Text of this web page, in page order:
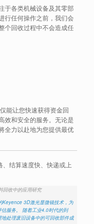
于各类机械设备及其零部
行任何操作之前，我们会
个回收过程中不会造成任
能让您快速获得资金回
效和安全的服务。无论是
全力以赴地为您提供最优
结算速度快、快递或上
回收中的应用研究
Keyence 3D激光显微镜技术，为
服务。 随着工业4.0时代的到
处理废旧设备中的可回收部件成